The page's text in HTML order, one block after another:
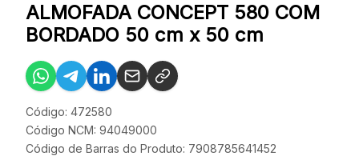
ALMOFADA CONCEPT 580 COM
BORDADO 50 cm x 50 cm
Código: 472580
Código NCM: 94049000
Código de Barras do Produto: 7908785641452